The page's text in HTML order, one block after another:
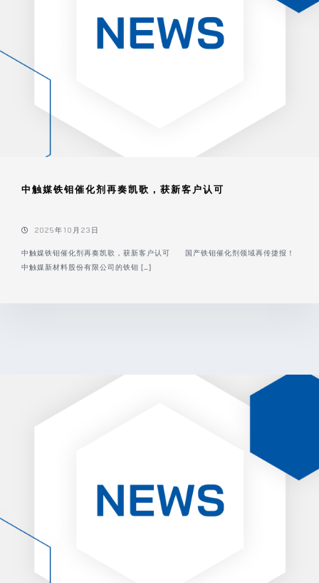
中触媒铁钼催化剂再奏凯歌，获新客户认可
2025年10月23日
中触媒铁钼催化剂再奏凯歌，获新客户认可 国产铁钼催化剂领域再传捷报！
中触媒新材料股份有限公司的铁钼 […]